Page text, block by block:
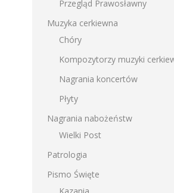
Przegląd Prawosławny
Muzyka cerkiewna
Chóry
Kompozytorzy muzyki
Nagrania koncertów
Płyty
Nagrania nabożeństw
Wielki Post
Patrologia
Pismo Święte